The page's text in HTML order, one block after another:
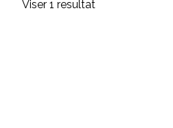
Viser 1 resultat